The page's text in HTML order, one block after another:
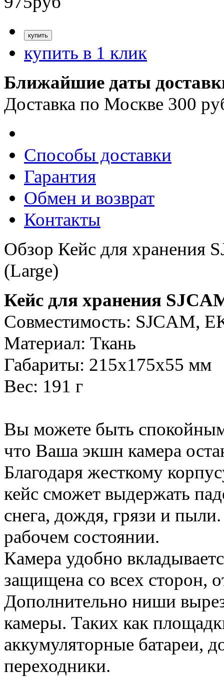
купить в 1 клик
Ближайшие даты
Доставка по Москве 300
Способы доставки
Гарантия
Обмен и возврат
Контакты
Обзор Кейс для хранения
(Large)
Кейс для хранения
Совместимость: SJCAM,
Материал: Ткань
Габариты: 215х175х55 мм
Вес: 191 г
Вы можете быть
что Ваша экшн камера
Благодаря жесткому
кейс сможет выдержать
снега, дождя, грязи и
рабочем состоянии.
Камера удобно
защищена со всех сторон,
Дополнительно ниши
камеры. Таких как
аккумуляторные батареи,
переходники.